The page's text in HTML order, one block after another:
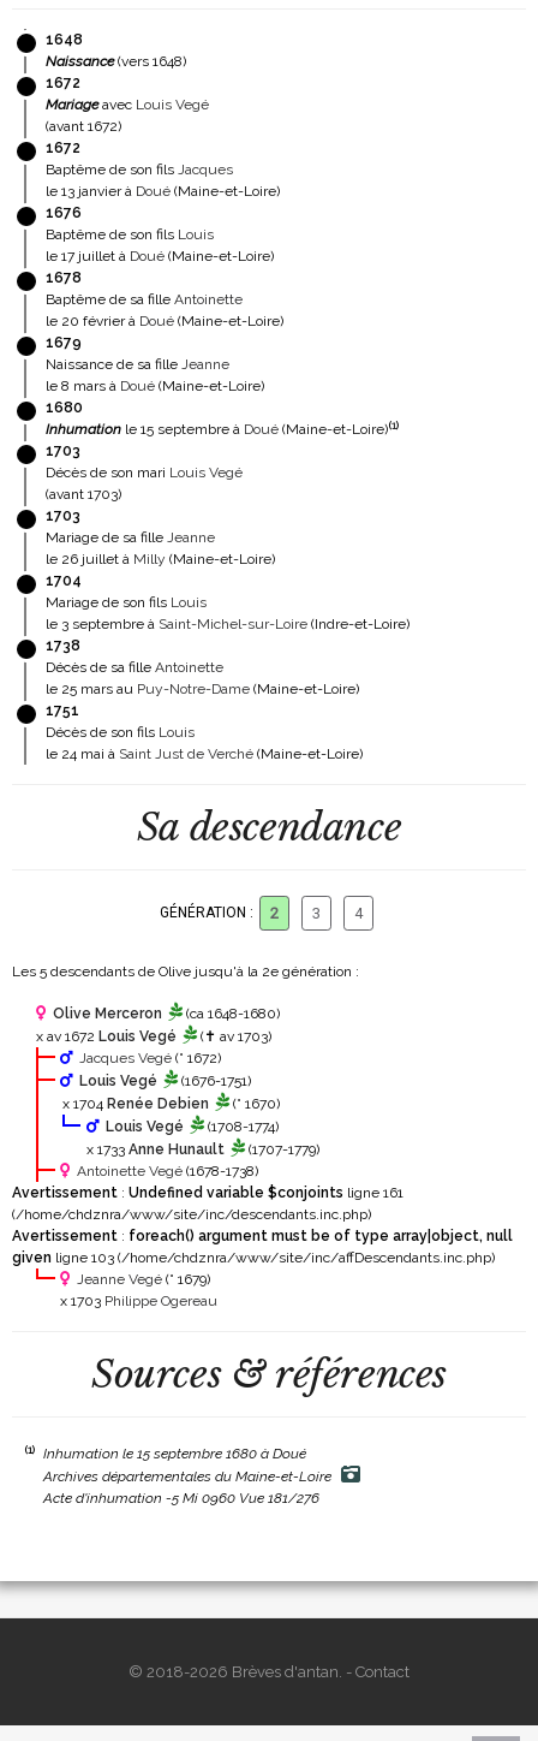
1648
Naissance(vers 1648)
1672
Mariageavec Louis Vegé
(avant 1672)
1672
Baptême de son fils Jacques
le 13 janvier à Doué (Maine-et-Loire)
1676
Baptême de son fils Louis
le 17 juillet à Doué (Maine-et-Loire)
1678
Baptême de sa fille Antoinette
le 20 février à Doué (Maine-et-Loire)
1679
Naissance de sa fille Jeanne
le 8 mars à Doué (Maine-et-Loire)
1680
Inhumation le 15 septembre à Doué (Maine-et-Loire)(1)
1703
Décès de son mari Louis Vegé
(avant 1703)
1703
Mariage de sa fille Jeanne
le 26 juillet à Milly (Maine-et-Loire)
1704
Mariage de son fils Louis
le 3 septembre à Saint-Michel-sur-Loire (Indre-et-Loire)
1738
Décès de sa fille Antoinette
le 25 mars au Puy-Notre-Dame (Maine-et-Loire)
1751
Décès de son fils Louis
le 24 mai à Saint Just de Verché (Maine-et-Loire)
Sa descendance
GÉNÉRATION : 2 3 4
Les 5 descendants de Olive jusqu'à la 2e génération :
Olive Merceron
(ca 1648-1680)
x av 1672 Louis Vegé
(✝ av 1703)
Jacques Vegé (° 1672)
Louis Vegé
(1676-1751)
x 1704 Renée Debien
(° 1670)
Louis Vegé
(1708-1774)
x 1733 Anne Hunault
(1707-1779)
Antoinette Vegé (1678-1738)
Avertissement : Undefined variable $conjoints ligne 161
(/home/chdznra/www/site/inc/descendants.inc.php)
Avertissement : foreach() argument must be of type array|object, null
given ligne 103 (/home/chdznra/www/site/inc/affDescendants.inc.php)
Jeanne Vegé (° 1679)
x 1703 Philippe Ogereau
Sources & références
(1)
Inhumation le 15 septembre 1680 à Doué
Archives départementales du Maine-et-Loire
Acte d'inhumation -5 Mi 0960 Vue 181/276
© 2018-2026 Brèves d'antan. - Contact